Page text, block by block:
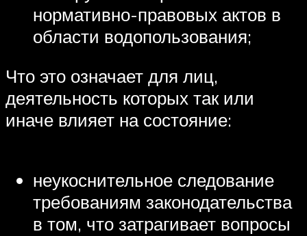
нормативно-правовых актов в
области водопользования;
Что это означает для лиц,
деятельность которых так или
иначе влияет на состояние:
неукоснительное следование
требованиям законодательства
в том, что затрагивает вопросы